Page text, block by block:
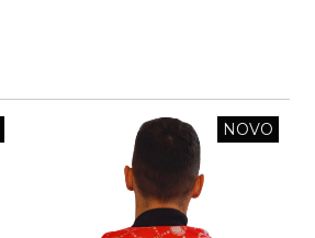
NOVO